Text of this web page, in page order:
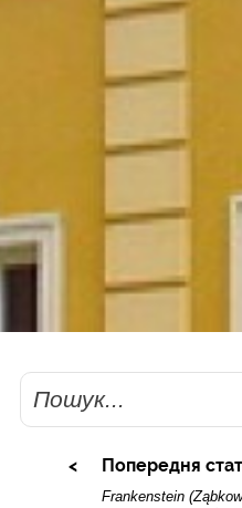
Пошук
Попередня
Frankenstein